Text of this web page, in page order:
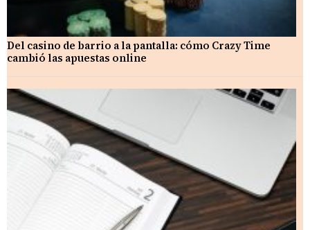
Del casino de barrio a la pantalla: cómo Crazy Time
cambió las apuestas online